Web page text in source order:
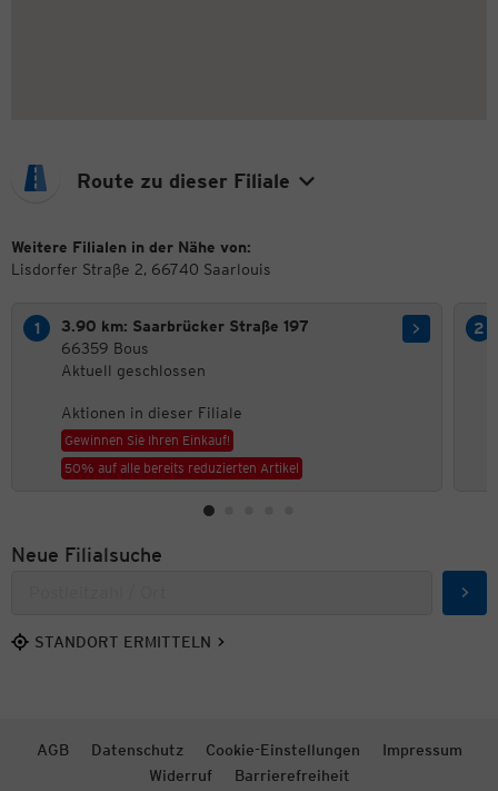
Route zu dieser Filiale
Weitere Filialen in der Nähe von:
Lisdorfer Straße 2, 66740 Saarlouis
3.90 km: Saarbrücker Straße 197
66359 Bous
Aktuell geschlossen
Aktionen in dieser Filiale
Gewinnen Sie Ihren Einkauf!
50% auf alle bereits reduzierten Artikel
Neue Filialsuche
STANDORT ERMITTELN
AGB Datenschutz Cookie-Einstellungen
Impressum
Widerruf
Barrierefreiheit